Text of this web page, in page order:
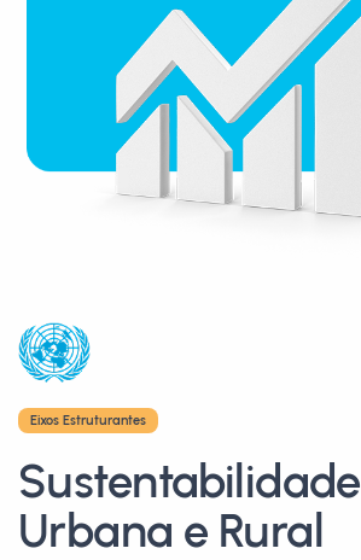
Eixos Estruturantes
Sustentabilidade
Urbana e Rural